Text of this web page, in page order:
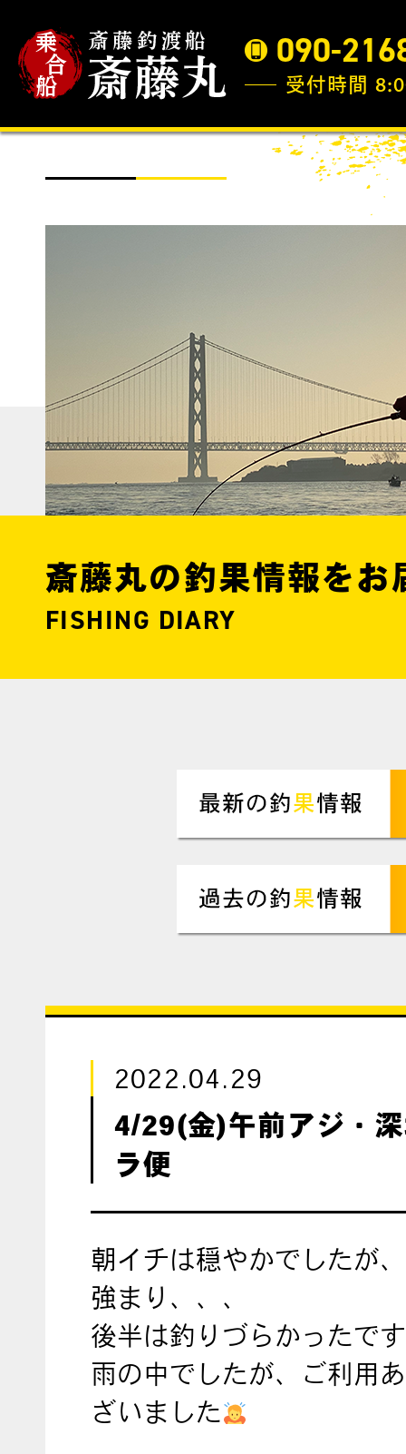
090-
受付時間
斎藤丸の釣果情報をお
FISHING DIARY
2022.04.29
4/29(金)午前アジ・
ラ便
朝イチは穏やかでしたが
強まり、、、
後半は釣りづらかったです
雨の中でしたが、ご利用
ざいました